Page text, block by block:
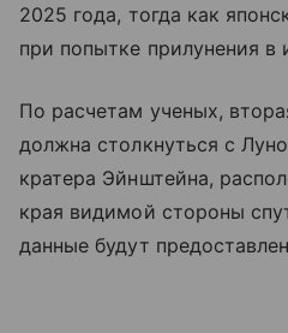
2025 года, тогда как
при попытке прилунения в
По расчетам ученых,
должна столкнуться с
кратера Эйнштейна,
края видимой стороны
данные будут